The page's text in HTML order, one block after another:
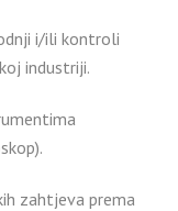
i/ili kontroli
industriji.
zahtjeva prema